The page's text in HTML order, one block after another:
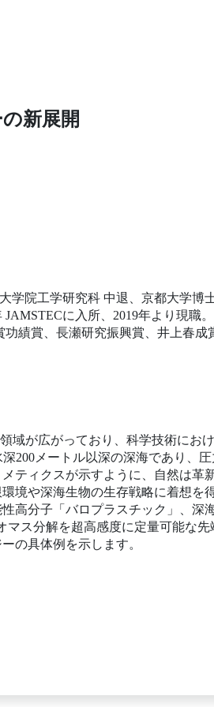
新展開
学院工学研究科 中退、京都大学
に入所、2019年より現職
績賞、長瀬研究振興賞、井上春成
域が広がっており、科学技術にお
200メートル以深の深海であり、
ティクスが示すように、自然は革
境や深海生物の生存戦略に着想を
高分子「バロプラスチック」、深
ス分解を超高感度に定量可能な
の具体例を示します。